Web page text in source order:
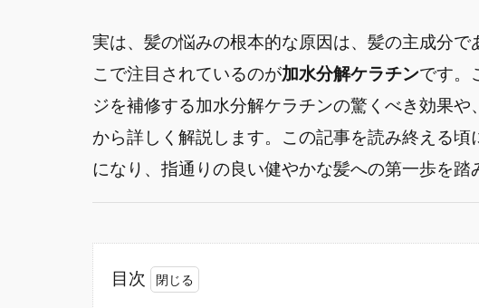
実は、髪の悩みの根本的な原因は、髪の主成分
こで注目されているのが加水分解ケラチンです。
ジを補修する加水分解ケラチンの驚くべき効果
から詳しく解説します。この記事を読み終える
になり、指通りの良い健やかな髪への第一歩を踏
目次